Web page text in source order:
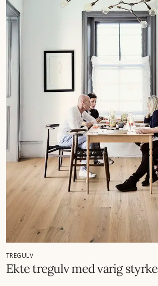
TREGULV
Ekte tregulv med varig styrke